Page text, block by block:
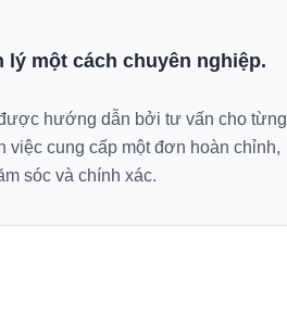
một cách chuyên nghiệp.
hướng dẫn bởi tư vấn cho từng
cung cấp một đơn hoàn chỉnh,
sóc và chính xác.